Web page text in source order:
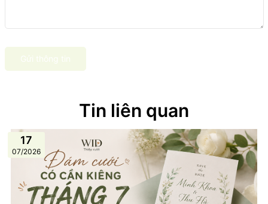
Gửi thông tin
Tin liên quan
17
07/2026